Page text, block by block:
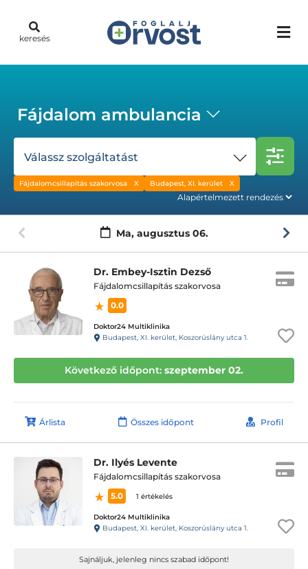
keresés
Fájdalom ambulancia
Válassz szolgáltatást
Fájdalomcsillapítás szakorvosa Budapest, XI. kerület
Ma, augusztus 06.
Dr. Embey-Isztin Dezső
Fájdalomcsillapítás szakorvosa
0.0
Doktor24 Multiklinika
Budapest, XI. kerület, Koszorúslány utca 1.
Következő időpont: szeptember 02.
Árlista Összes időpont Profil
Dr. Ilyés Levente
Fájdalomcsillapítás szakorvosa
5.0
1 értékelés
Doktor24 Multiklinika
Budapest, XI. kerület, Koszorúslány utca 1.
Sajnáljuk, jelenleg nincs szabad időpont!